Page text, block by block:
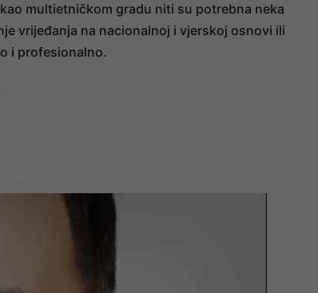
multietničkom gradu niti su potrebna neka
vrijeđanja na nacionalnoj i vjerskoj osnovi ili
i profesionalno.